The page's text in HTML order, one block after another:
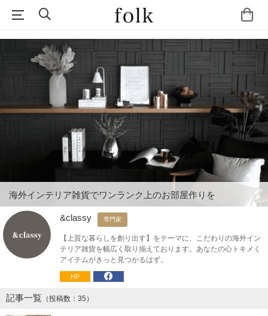
海外インテリア雑貨でワンランク上のお部屋作りを
&classy 専門家
【上質な暮らしを創り出す】をテーマに、こだわりの海外イン
テリア雑貨を幅広く取り揃えております。あなたの心トキメく
アイテムがきっと見つかるはず。
HP
記事一覧 （投稿数：35）